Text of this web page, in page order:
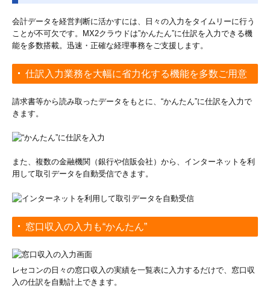
会計データを経営判断に活かすには、日々の入力をタイムリーに行う
ことが不可欠です。MX2クラウドは”かんたん”に仕訳を入力できる機
能を多数搭載。迅速・正確な経理事務をご支援します。
仕訳入力業務を大幅に省力化する機能を多数ご用意
請求書等から読み取ったデータをもとに、“かんたん”に仕訳を入力で
きます。
また、複数の金融機関（銀行や信販会社）から、インターネットを利
用して取引データを自動受信できます。
窓口収入の入力も“かんたん”
レセコンの日々の窓口収入の実績を一覧表に入力するだけで、窓口収
入の仕訳を自動計上できます。